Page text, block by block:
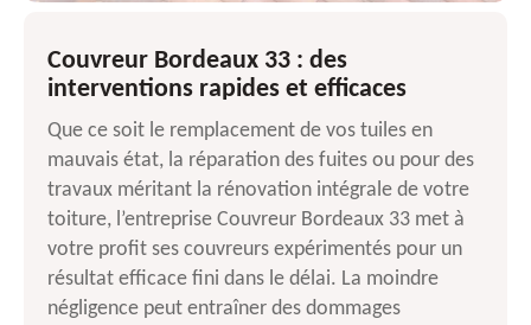
Couvreur Bordeaux 33 : des
interventions rapides et efficaces
Que ce soit le remplacement de vos tuiles en
mauvais état, la réparation des fuites ou pour des
travaux méritant la rénovation intégrale de votre
toiture, l’entreprise Couvreur Bordeaux 33 met à
votre profit ses couvreurs expérimentés pour un
résultat efficace fini dans le délai. La moindre
négligence peut entraîner des dommages